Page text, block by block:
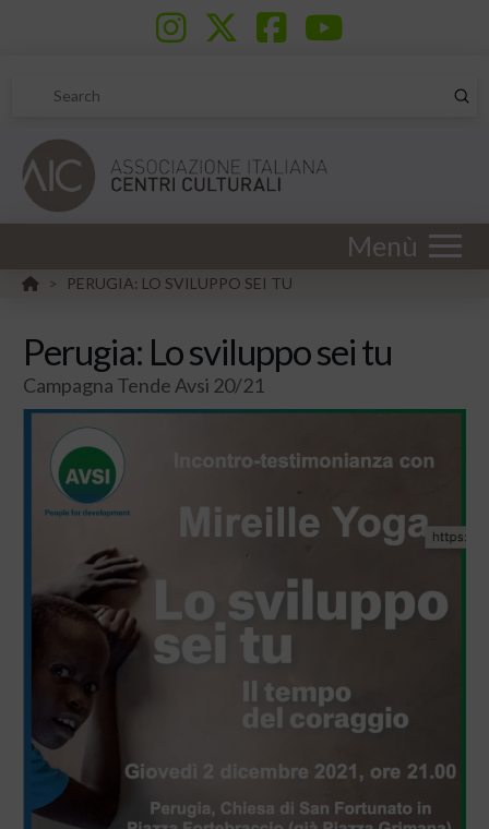
Search
Menù
HOME
> PERUGIA: LO SVILUPPO SEI TU
Perugia: Lo sviluppo sei tu
Campagna Tende Avsi 20/21